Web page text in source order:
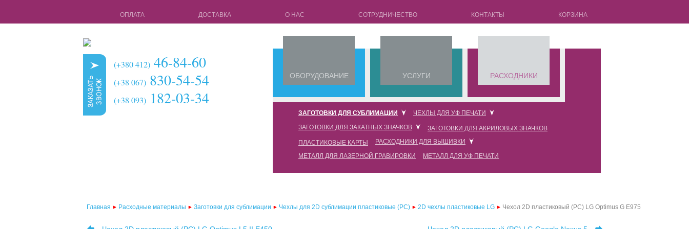
ОПЛАТА ДОСТАВКА О НАС СОТРУДНИЧЕСТВО КОНТАКТЫ КОРЗИНА
(+380 412) 46-84-60
(+38 067) 830-54-54
(+38 093) 182-03-34
ОБОРУДОВАНИЕ УСЛУГИ РАСХОДНИКИ
ЗАГОТОВКИ ДЛЯ СУБЛИМАЦИИ
чехлы для 2d сублимации силиконовые (tpu) с металлической пластиной
ЧЕХЛЫ ДЛЯ УФ ПЕЧАТИ
чехлы для уф печати силиконовые прозрачные
чехлы для уф печати силиконовые белые
ЗАГОТОВКИ ДЛЯ ЗАКАТНЫХ ЗНАЧКОВ
заготовки 25мм
ЗАГОТОВКИ ДЛЯ АКРИЛОВЫХ ЗНАЧКОВ
ПЛАСТИКОВЫЕ КАРТЫ
РАСХОДНИКИ ДЛЯ ВЫШИВКИ
МЕТАЛЛ ДЛЯ ЛАЗЕРНОЙ ГРАВИРОВКИ МЕТАЛЛ ДЛЯ УФ ПЕЧАТИ
Главная Расходные материалы Заготовки для сублимации Чехлы для 2D сублимации пластиковые (PC) 2D чехлы пластиковые LG Чехол 2D пластиковый (PC) LG Optimus G E975